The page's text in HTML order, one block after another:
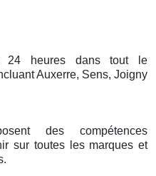
24 heures dans tout le
Auxerre, Sens, Joigny
des compétences
sur toutes les marques et